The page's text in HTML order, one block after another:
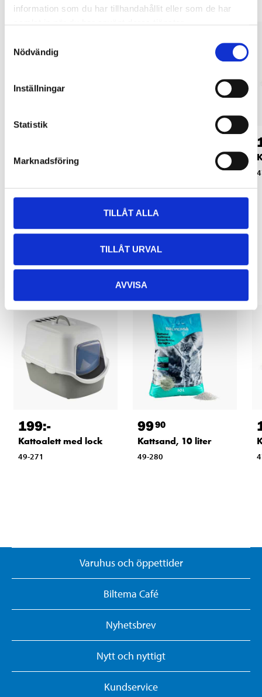
information som du har tillhandahållit eller som de har
Nödvändig
Inställningar
Statistik
Marknadsföring
TILLÅT ALLA
TILLÅT URVAL
AVVISA
Kattspade
Relaterade produkter
199:-
Kattoalett med lock
49-271
9990
Kattsand, 10 liter
49-280
Varuhus och öppettider
Biltema Café
Nyhetsbrev
Nytt och nyttigt
Kundservice